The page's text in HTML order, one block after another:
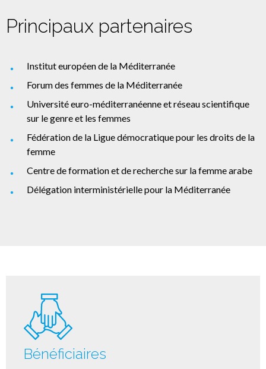
Principaux partenaires
Institut européen de la Méditerranée
Forum des femmes de la Méditerranée
Université euro-méditerranéenne et réseau scientifique
sur le genre et les femmes
Fédération de la Ligue démocratique pour les droits de la
femme
Centre de formation et de recherche sur la femme arabe
Délégation interministérielle pour la Méditerranée
Bénéficiaires